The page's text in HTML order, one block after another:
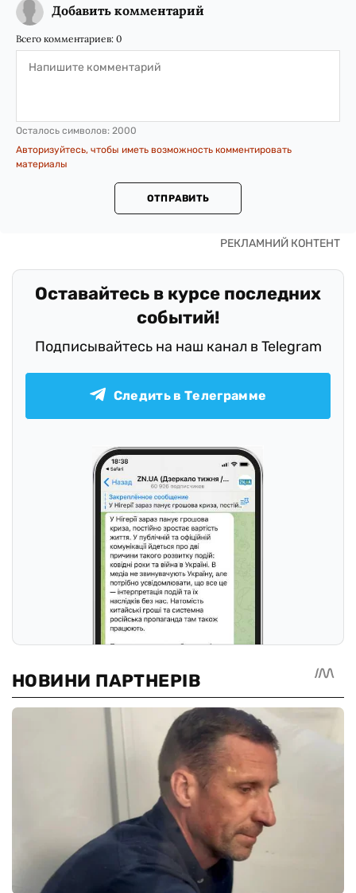
Добавить комментарий
Всего комментариев: 0
Осталось символов: 2000
Авторизуйтесь, чтобы иметь возможность комментировать
материалы
ОТПРАВИТЬ
Оставайтесь в курсе последних
событий!
Подписывайтесь на наш канал в Telegram
Следить в Телеграмме